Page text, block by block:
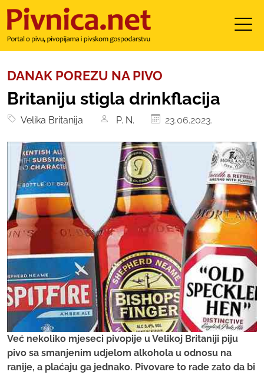
DANAK POREZU NA PIVO
Britaniju stigla drinkflacija
Velika Britanija P. N. 23.06.2023.
Već nekoliko mjeseci pivopije u Velikoj Britaniji piju
pivo sa smanjenim udjelom alkohola u odnosu na
ranije, a plaćaju ga jednako. Pivovare to rade zato da bi